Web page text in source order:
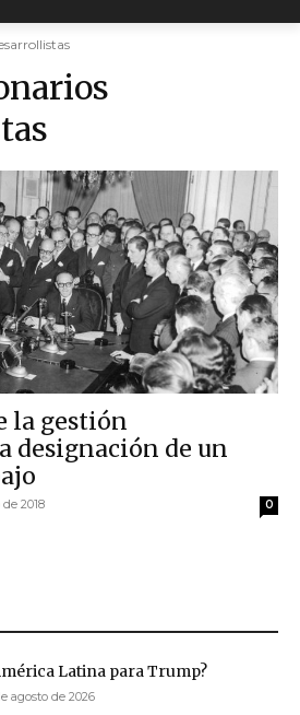
la gestión
designación de un
2018 0
Latina para Trump?
agosto de 2026